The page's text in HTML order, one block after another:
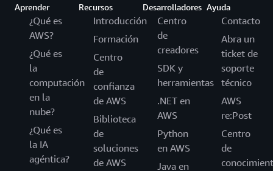
Aprender
¿Qué es
AWS?
¿Qué es
la
computación
en la
nube?
¿Qué es
la IA
agéntica?
Recursos
Introducción
Formación
Centro
de
confianza
de AWS
Biblioteca
de
soluciones
de AWS
Desarrolladores
Centro
de
creadores
SDK y
herramientas
.NET en
AWS
Python
en AWS
Java en
Ayuda
Contacto
Abra un
ticket de
soporte
técnico
AWS
re:Post
Centro
de